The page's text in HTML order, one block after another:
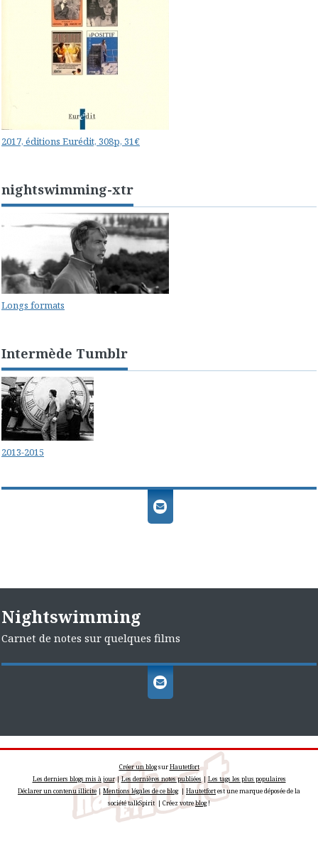
2017, éditions Eurédit, 308p, 31€
nightswimming-xtr
Longs formats
Intermède Tumblr
2013-2015
Nightswimming
Carnet de notes sur quelques films
Créer un blogsurHautetfort
Les derniers blogs mis à jour|Les dernières notes publiées |Les tags les plus populaires
Déclarer un contenu illicite| Mentions légales de ce blog| Hautetfortest une marque déposée de la
société talkSpirit | Créez votreblog!